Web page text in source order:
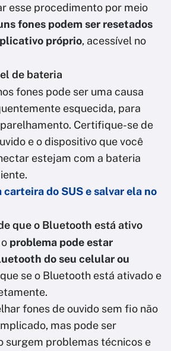
esse procedimento por meio
fones podem ser resetados
próprio, acessível no
de bateria
fones pode ser uma causa
esquecida, para
Certifique-se de
e o dispositivo que você
estejam com a bateria
carteira do SUS e salvar ela no
que o Bluetooth está ativo
problema pode estar
do seu celular ou
se o Bluetooth está ativado e
fones de ouvido sem fio não
mas pode ser
surgem problemas técnicos e